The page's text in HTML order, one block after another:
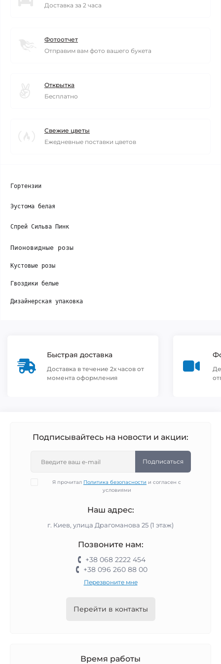
Доставка за 2 часа
Фотоотчет
Отправим вам фото вашего букета
Открытка
Бесплатно
Свежие цветы
Ежедневные поставки цветов
Гортензии
Эустома белая
Спрей Сильва Пинк
Пионовидные розы
Кустовые розы
Гвоздики белые
Дизайнерская упаковка
Быстрая доставка
Доставка в течение 2х часов от
момента оформления
Подписывайтесь на новости и акции:
Подписаться
Я прочитал Политика безопасности и согласен с
условиями
Наш адрес:
г. Киев, улица Драгоманова 25 (1 этаж)
Позвоните нам:
+38 068 2222 454
+38 096 260 88 00
Перезвоните мне
Перейти в контакты
Время работы